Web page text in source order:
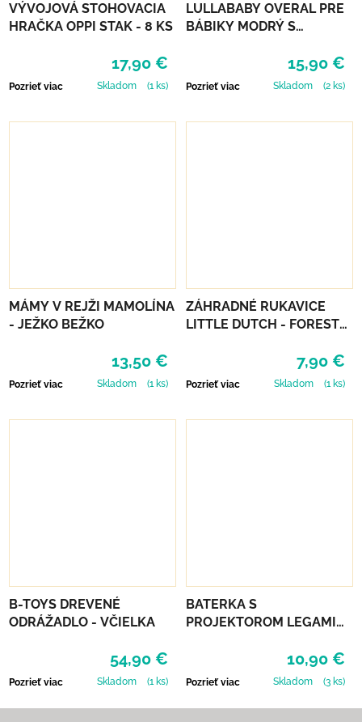
VÝVOJOVÁ STOHOVACIA
HRAČKA OPPI STAK - 8 KS
17,90 €
Pozrieť viac Skladom (1 ks)
LULLABABY OVERAL PRE
BÁBIKY MODRÝ S
15,90 €
Pozrieť viac Skladom (2 ks)
MÁMY V REJŽI MAMOLÍNA
- JEŽKO BEŽKO
13,50 €
Pozrieť viac Skladom (1 ks)
ZÁHRADNÉ RUKAVICE
LITTLE DUTCH - FOREST
7,90 €
Pozrieť viac Skladom (1 ks)
B-TOYS DREVENÉ
ODRÁŽADLO - VČIELKA
54,90 €
Pozrieť viac Skladom (1 ks)
BATERKA S
PROJEKTOROM LEGAMI
10,90 €
Pozrieť viac Skladom (3 ks)